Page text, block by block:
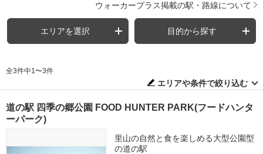
ウォーカープラス掲載の駅・路線について
エリアを選択 目的から探す
全3件中1〜3件
エリアや条件で絞り込む
道の駅 四季の郷公園 FOOD HUNTER PARK(フードハンタ
ーパーク)
里山の自然と食を楽しめる大型公園型
の道の駅